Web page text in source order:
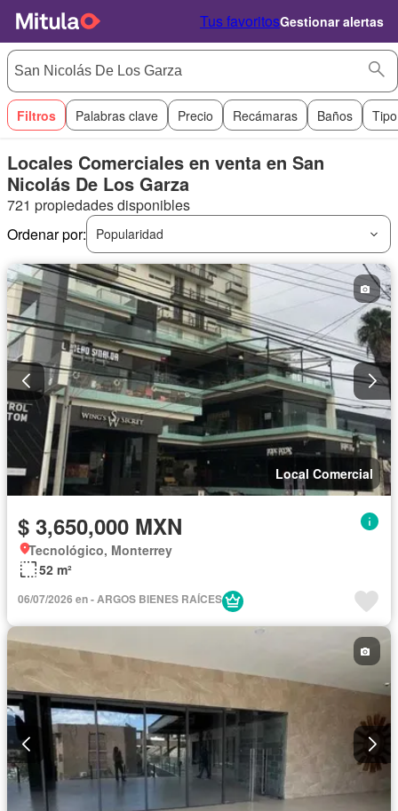
Tus favoritosGestionar alertas
Filtros Palabras clave Precio Recámaras Baños
Locales Comerciales en venta en San
Nicolás De Los Garza
721 propiedades disponibles
Ordenar por:
Popularidad
Local Comercial
$ 3,650,000 MXN
Tecnológico, Monterrey
52 m²
06/07/2026 en - ARGOS BIENES RAÍCES